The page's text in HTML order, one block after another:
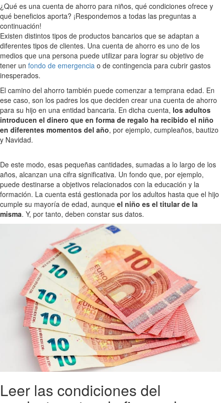
¿Qué es una cuenta de ahorro para niños, qué condiciones ofrece y
qué beneficios aporta? ¡Respondemos a todas las preguntas a
continuación!
Existen distintos tipos de productos bancarios que se adaptan a
diferentes tipos de clientes. Una cuenta de ahorro es uno de los
medios que una persona puede utilizar para lograr su objetivo de
tener un fondo de emergencia o de contingencia para cubrir gastos
inesperados.
El camino del ahorro también puede comenzar a temprana edad. En
ese caso, son los padres los que deciden crear una cuenta de ahorro
para su hijo en una entidad bancaria. En dicha cuenta, los adultos
introducen el dinero que en forma de regalo ha recibido el niño
en diferentes momentos del año, por ejemplo, cumpleaños, bautizo
y Navidad.
De este modo, esas pequeñas cantidades, sumadas a lo largo de los
años, alcanzan una cifra significativa. Un fondo que, por ejemplo,
puede destinarse a objetivos relacionados con la educación y la
formación. La cuenta está gestionada por los adultos hasta que el hijo
cumple su mayoría de edad, aunque el niño es el titular de la
misma. Y, por tanto, deben constar sus datos.
Leer las condiciones del